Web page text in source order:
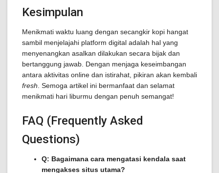
Kesimpulan
Menikmati waktu luang dengan secangkir kopi hangat
sambil menjelajahi platform digital adalah hal yang
menyenangkan asalkan dilakukan secara bijak dan
bertanggung jawab. Dengan menjaga keseimbangan
antara aktivitas online dan istirahat, pikiran akan kembali
fresh . Semoga artikel ini bermanfaat dan selamat
menikmati hari liburmu dengan penuh semangat!
FAQ (Frequently Asked
Questions)
Q: Bagaimana cara mengatasi kendala saat
mengakses situs utama?